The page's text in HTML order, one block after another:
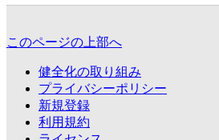
このページの上部へ
健全化の取り組み
プライバシーポリシー
新規登録
利用規約